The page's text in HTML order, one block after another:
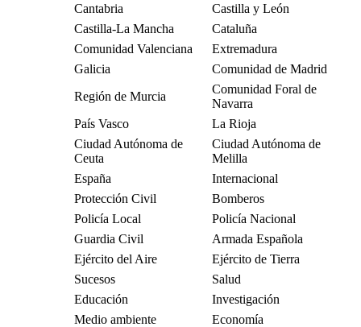
Cantabria
Castilla y León
Castilla-La Mancha
Cataluña
Comunidad Valenciana
Extremadura
Galicia
Comunidad de Madrid
Región de Murcia
Comunidad Foral de
Navarra
País Vasco
La Rioja
Ciudad Autónoma de
Ceuta
Ciudad Autónoma de
Melilla
España
Internacional
Protección Civil
Bomberos
Policía Local
Policía Nacional
Guardia Civil
Armada Española
Ejército del Aire
Ejército de Tierra
Sucesos
Salud
Educación
Investigación
Medio ambiente
Economía